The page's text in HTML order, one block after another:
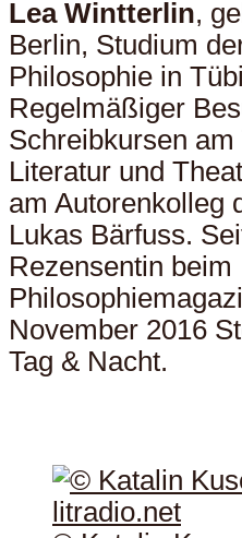
Lea Wintterlin,
Berlin, Studium
Philosophie in
Regelmäßiger
Schreibkursen
Literatur und
am Autorenkolleg
Lukas Bärfuss.
Rezensentin beim
November 2016
Tag & Nacht.